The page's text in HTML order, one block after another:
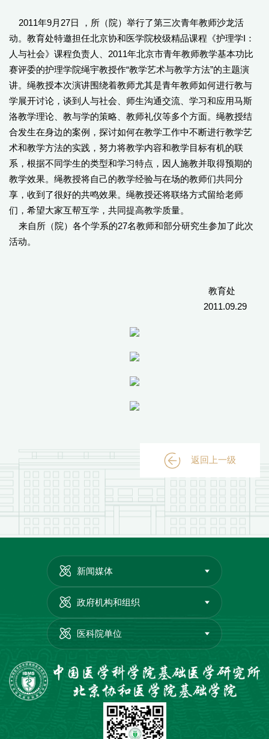
2011年9月27日 ，所（院）举行了第三次青年教师沙龙活
动。教育处特邀担任北京协和医学院校级精品课程《护理学I：
人与社会》课程负责人、2011年北京市青年教师教学基本功比
赛评委的护理学院绳宇教授作“教学艺术与教学方法”的主题演
讲。绳教授本次演讲围绕着教师尤其是青年教师如何进行教与
学展开讨论，谈到人与社会、师生沟通交流、学习和应用马斯
洛教学理论、教与学的策略、教师礼仪等多个方面。绳教授结
合发生在身边的案例，探讨如何在教学工作中不断进行教学艺
术和教学方法的实践，努力将教学内容和教学目标有机的联
系，根据不同学生的类型和学习特点，因人施教并取得预期的
教学效果。绳教授将自己的教学经验与在场的教师们共同分
享，收到了很好的共鸣效果。绳教授还将联络方式留给老师
们，希望大家互帮互学，共同提高教学质量。
来自所（院）各个学系的27名教师和部分研究生参加了此次
活动。
教育处
2011.09.29
返回上一级
新闻媒体
政府机构和组织
医科院单位